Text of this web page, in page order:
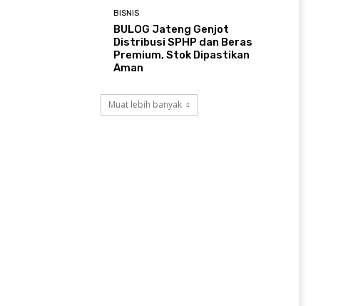
BISNIS
BULOG Jateng Genjot
Distribusi SPHP dan Beras
Premium, Stok Dipastikan
Aman
Muat lebih banyak